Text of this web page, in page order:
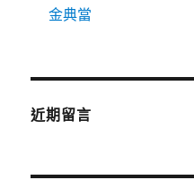
金典當
近期留言